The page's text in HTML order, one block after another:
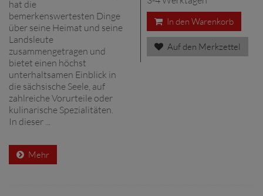
hat die
bemerkenswertesten Dinge
über seine Heimat und seine
Landsleute
zusammengetragen und
bietet einen höchst
unterhaltsamen Einblick in
die sächsische Seele, auf
zahlreiche Vorurteile oder
kulinarische Spezialitäten.
In dieser ...
Mehr
In den Warenkorb
Auf den Merkzettel